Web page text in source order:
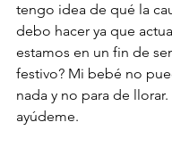
tengo idea de qué la
debo hacer ya que
estamos en un fin de
festivo? Mi bebé no
nada y no para de llorar.
ayúdeme.